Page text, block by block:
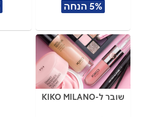
5% הנחה
שובר ל-KIKO MILANO